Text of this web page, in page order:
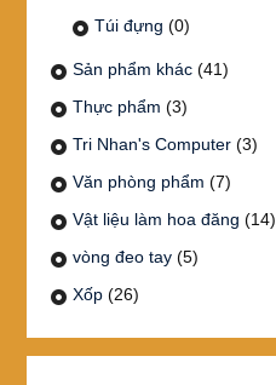
Túi đựng (0)
Sản phẩm khác (41)
Thực phẩm (3)
Tri Nhan's Computer (3)
Văn phòng phẩm (7)
Vật liệu làm hoa đăng (14)
vòng đeo tay (5)
Xốp (26)